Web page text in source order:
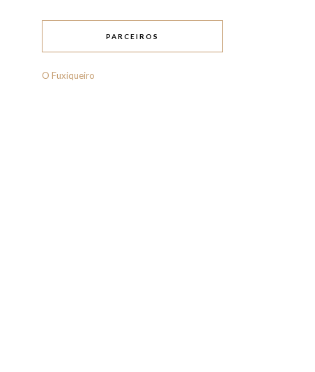
PARCEIROS
O Fuxiqueiro